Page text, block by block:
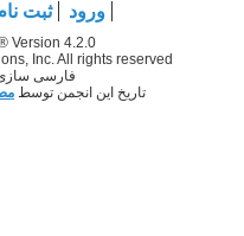
ورود ثبت
Version 4.2.0
Inc. All rights reserved.
فارسی
تاریخ این انجمن توسط